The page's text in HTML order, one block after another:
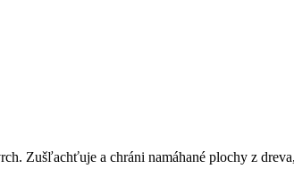
Zušľachťuje a chráni namáhané plochy z